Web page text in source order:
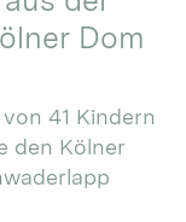
Dom
41 Kindern
den Kölner